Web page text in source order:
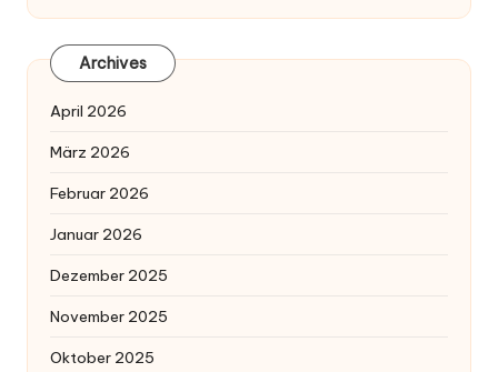
Archives
April 2026
März 2026
Februar 2026
Januar 2026
Dezember 2025
November 2025
Oktober 2025